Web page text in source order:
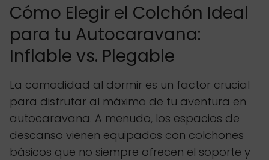
Cómo Elegir el Colchón Ideal
para tu Autocaravana:
Inflable vs. Plegable
La comodidad al dormir es un factor crucial
para disfrutar al máximo de tu aventura en
autocaravana. A menudo, los espacios de
descanso vienen equipados con colchones
básicos que no siempre ofrecen el soporte y